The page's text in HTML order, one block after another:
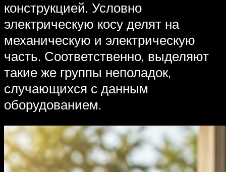
конструкцией. Условно
электрическую косу делят на
механическую и электрическую
часть. Соответственно, выделяют
такие же группы неполадок,
случающихся с данным
оборудованием.